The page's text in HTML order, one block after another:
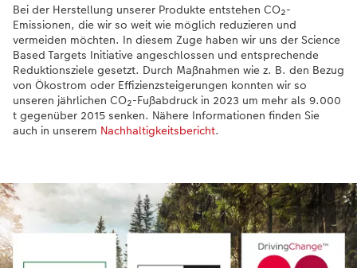
Bei der Herstellung unserer Produkte entstehen CO₂-
Emissionen, die wir so weit wie möglich reduzieren und
vermeiden möchten. In diesem Zuge haben wir uns der Science
Based Targets Initiative angeschlossen und entsprechende
Reduktionsziele gesetzt. Durch Maßnahmen wie z. B. den Bezug
von Ökostrom oder Effizienzsteigerungen konnten wir so
unseren jährlichen CO₂-Fußabdruck in 2023 um mehr als 9.000
t gegenüber 2015 senken. Nähere Informationen finden Sie
auch in unserem Nachhaltigkeitsbericht.